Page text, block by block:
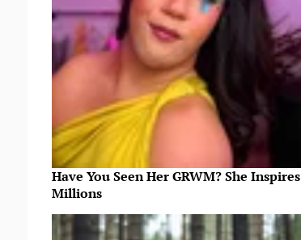
Have You Seen Her GRWM? She Inspires
Millions